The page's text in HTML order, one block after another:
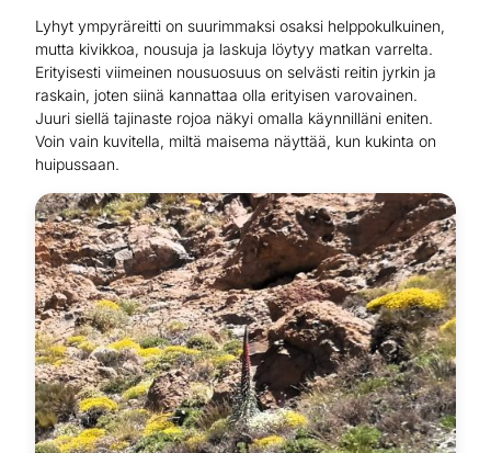
Lyhyt ympyräreitti on suurimmaksi osaksi helppokulkuinen,
mutta kivikkoa, nousuja ja laskuja löytyy matkan varrelta.
Erityisesti viimeinen nousuosuus on selvästi reitin jyrkin ja
raskain, joten siinä kannattaa olla erityisen varovainen.
Juuri siellä tajinaste rojoa näkyi omalla käynnilläni eniten.
Voin vain kuvitella, miltä maisema näyttää, kun kukinta on
huipussaan.